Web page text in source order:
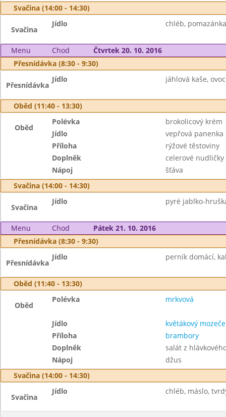
Svačina (14:00 - 14:30)
Svačina
Jídlo chléb,
Menu Chod
Čtvrtek 20. 10. 2016
Přesnídávka (8:30 - 9:30)
Přesnídávka
Jídlo jáhlová kaše,
Oběd (11:40 - 13:30)
Oběd
Polévka
brokolicový krém
Jídlo
vepřová
Příloha
rýžové těstoviny
Doplněk
celerové nudličky
Nápoj
šťáva
Svačina (14:00 - 14:30)
Svačina
Jídlo pyré jablko-
Menu Chod
Pátek 21. 10. 2016
Přesnídávka (8:30 - 9:30)
Přesnídávka
Jídlo perník domácí,
Oběd (11:40 - 13:30)
Oběd
Polévka mrkvová
Jídlo
květákový
Příloha
brambory
Doplněk
salát z
Nápoj
džus
Svačina (14:00 - 14:30)
Svačina
Jídlo chléb, máslo,